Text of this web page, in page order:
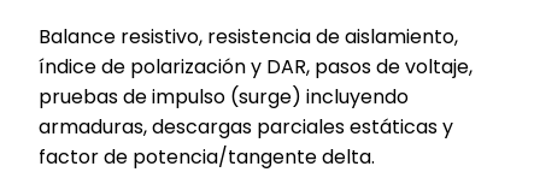
Balance resistivo, resistencia de aislamiento,
índice de polarización y DAR, pasos de voltaje,
pruebas de impulso (surge) incluyendo
armaduras, descargas parciales estáticas y
factor de potencia/tangente delta.